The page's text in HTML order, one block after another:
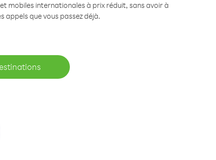
mobiles internationales à prix réduit, sans avoir à
appels que vous passez déjà.